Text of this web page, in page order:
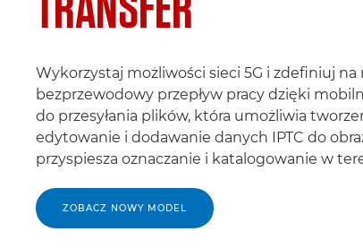
Wykorzystaj możliwości sieci 5G i zdefiniuj na
bezprzewodowy przepływ pracy dzięki
do przesyłania plików, która umożliwia
edytowanie i dodawanie danych IPTC do
przyspiesza oznaczanie i katalogowanie w
ZOBACZ NOWY MODEL